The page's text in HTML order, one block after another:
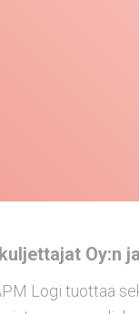
Oy:n
Logi tuottaa